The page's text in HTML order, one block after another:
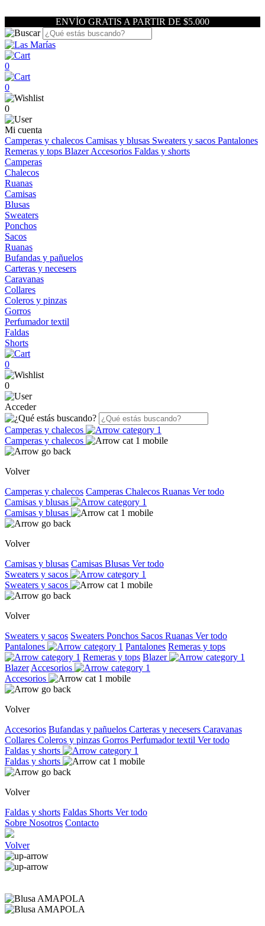
ENVÍO GRATIS A PARTIR DE $5.000
0
0
0
Mi cuenta
Camperas y chalecos Camisas y blusas Sweaters y sacos Pantalones
Remeras y tops BlazerAccesorios Faldas y shorts
Camperas
Chalecos
Ruanas
Camisas
Blusas
Sweaters
Ponchos
Sacos
Ruanas
Bufandas y pañuelos
Carteras y necesers
Caravanas
Collares
Coleros y pinzas
Gorros
Perfumador textil
Faldas
Shorts
0
0
Acceder
Camperas y chalecos
Camperas y chalecos
Volver
Camperas y chalecos Camperas Chalecos Ruanas Ver todo
Camisas y blusas
Camisas y blusas
Volver
Camisas y blusas Camisas Blusas Ver todo
Sweaters y sacos
Sweaters y sacos
Volver
Sweaters y sacos Sweaters Ponchos Sacos Ruanas Ver todo
Pantalones
Pantalones Remeras y tops
Remeras y tops Blazer
Blazer Accesorios
Accesorios
Volver
Accesorios Bufandas y pañuelos Carteras y necesers Caravanas
Collares Coleros y pinzas Gorros Perfumador textil Ver todo
Faldas y shorts
Faldas y shorts
Volver
Faldas y shorts Faldas Shorts Ver todo
Sobre Nosotros Contacto
Volver